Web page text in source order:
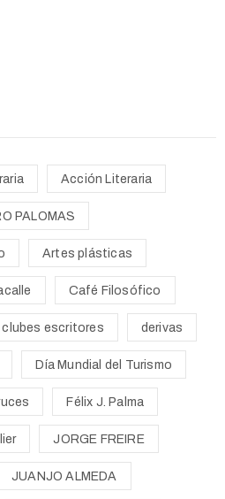
Acción Literaria
PALOMAS
Artes plásticas
Café Filosófico
clubes escritores derivas
Día Mundial del Turismo
Félix J. Palma
JORGE FREIRE
JUANJO ALMEDA